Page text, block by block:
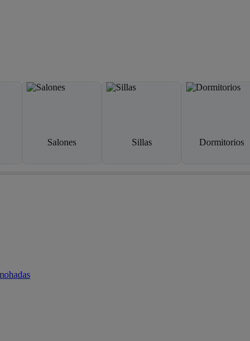
Salones Sillas Dormitorios